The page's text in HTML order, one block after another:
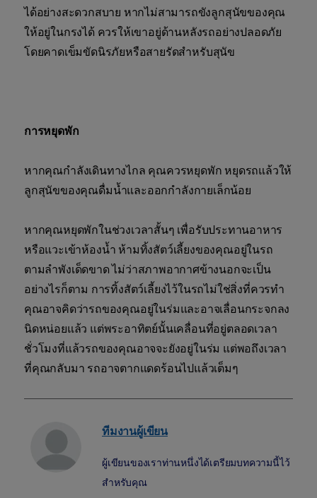
ได้อย่างสะดวกสบาย หากไม่สามารถขังลูกสุนัขของคุณ
ให้อยู่ในกรงได้ ควรให้เขาอยู่ด้านหลังรถอย่างปลอดภัย
โดยคาดเข็มขัดนิรภัยหรือสายรัดสำหรับสุนัข
การหยุดพัก
หากคุณกำลังเดินทางไกล คุณควรหยุดพัก หยุดรถแล้วให้
ลูกสุนัขของคุณดื่มน้ำและออกกำลังกายเล็กน้อย
หากคุณหยุดพักในช่วงเวลาสั้นๆ เพื่อรับประทานอาหาร
หรือแวะเข้าห้องน้ำ ห้ามทิ้งสัตว์เลี้ยงของคุณอยู่ในรถ
ตามลำพังเด็ดขาด ไม่ว่าสภาพอากาศข้างนอกจะเป็น
อย่างไรก็ตาม การทิ้งสัตว์เลี้ยงไว้ในรถไม่ใช่สิ่งที่ควรทำ
คุณอาจคิดว่ารถของคุณอยู่ในร่มและอาจเลื่อนกระจกลง
นิดหน่อยแล้ว แต่พระอาทิตย์นั้นเคลื่อนที่อยู่ตลอดเวลา
ชั่วโมงที่แล้วรถของคุณอาจจะยังอยู่ในร่ม แต่พอถึงเวลา
ที่คุณกลับมา รถอาจตากแดดร้อนไปแล้วเต็มๆ
ทีมงานผู้เขียน
ผู้เขียนของเราท่านหนึ่งได้เตรียมบทความนี้ไว้
สำหรับคุณ